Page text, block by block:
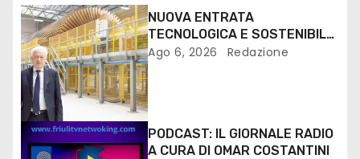
NUOVA ENTRATA
TECNOLOGICA E SOSTENIBILE
PER I MEZZI PESANTI ALLA
Ago 6, 2026 Redazione
PODCAST: IL GIORNALE RADIO
A CURA DI OMAR COSTANTINI